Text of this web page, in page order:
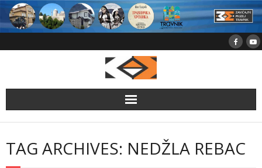
Skip
content
TAG ARCHIVES: NEDŽLA REBAC